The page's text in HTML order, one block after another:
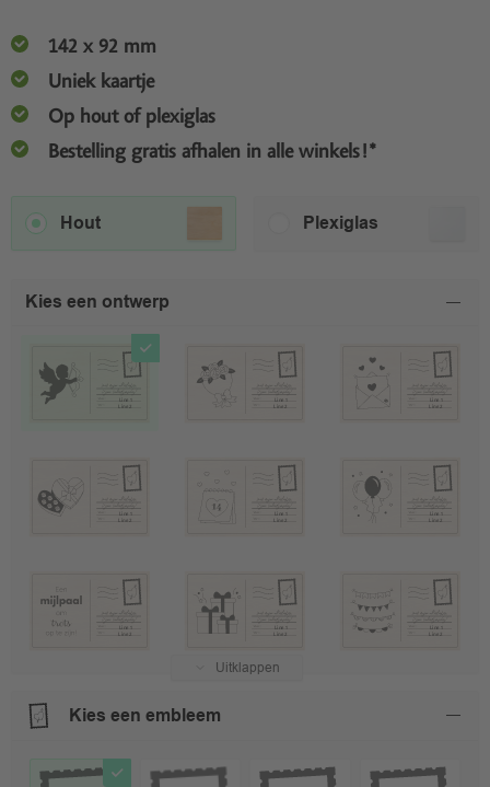
142 x 92 mm
Uniek kaartje
Op hout of plexiglas
Bestelling gratis afhalen in alle winkels!*
Hout Plexiglas
Kies een ontwerp
Uitklappen
Kies een embleem